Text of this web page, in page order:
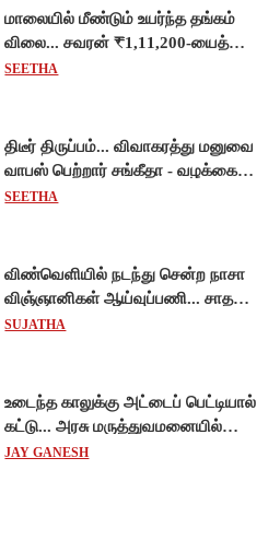
மாலையில் மீண்டும் உயர்ந்த தங்கம்
விலை... சவரன் ₹1,11,200-யைத்
தொட்டது!
SEETHA
திடீர் திருப்பம்... விவாகரத்து மனுவை
வாபஸ் பெற்றார் சங்கீதா - வழக்கை
முடித்து வைத்தது செங்கல்பட்டு
SEETHA
விண்வெளியில் நடந்து சென்ற நாசா
விஞ்ஞானிகள் ஆய்வுப்பணி... சாதனை
!
SUJATHA
உடைந்த காலுக்கு அட்டைப் பெட்டியால்
கட்டு... அரசு மருத்துவமனையில்
விநோத சிகிச்சை... அதிர்ச்சி வீடியோ!
JAY GANESH